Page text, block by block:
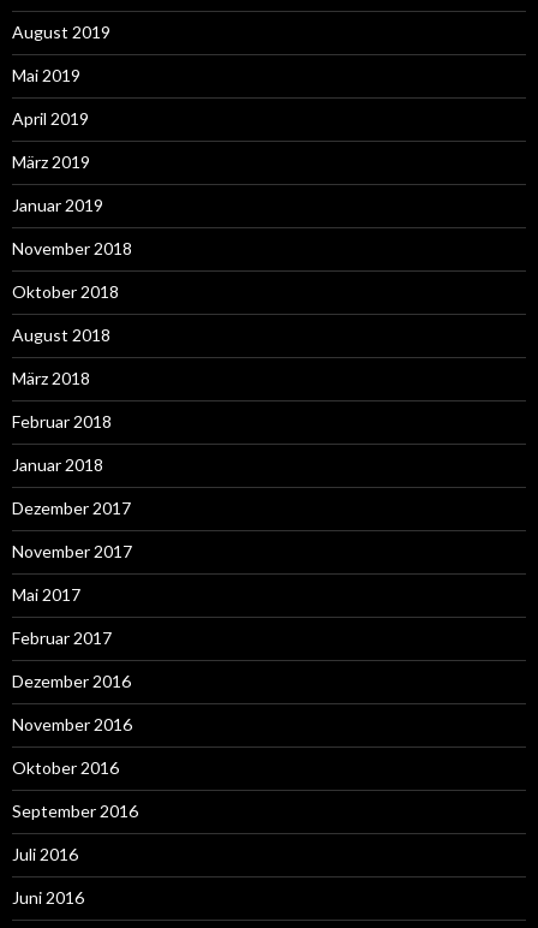
August 2019
Mai 2019
April 2019
März 2019
Januar 2019
November 2018
Oktober 2018
August 2018
März 2018
Februar 2018
Januar 2018
Dezember 2017
November 2017
Mai 2017
Februar 2017
Dezember 2016
November 2016
Oktober 2016
September 2016
Juli 2016
Juni 2016